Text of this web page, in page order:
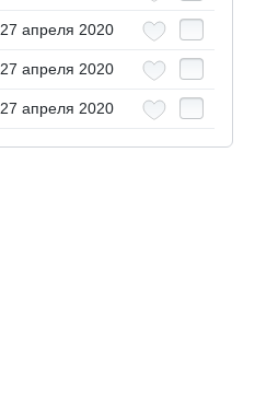
27 апреля 2020
27 апреля 2020
27 апреля 2020